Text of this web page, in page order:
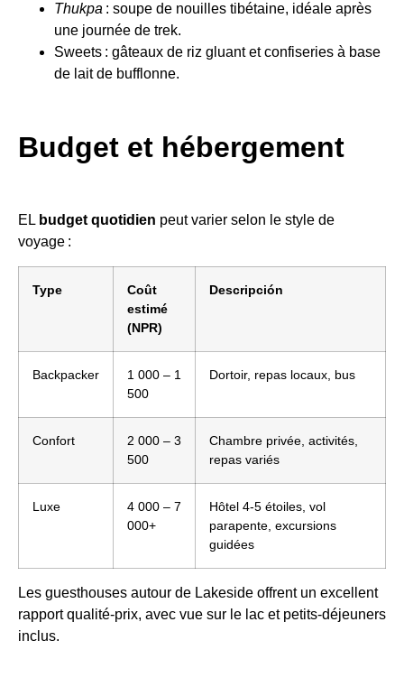
Thukpa : soupe de nouilles tibétaine, idéale après
une journée de trek.
Sweets : gâteaux de riz gluant et confiseries à base
de lait de bufflonne.
Budget et hébergement
EL budget quotidien peut varier selon le style de
voyage :
Type
Coût
estimé
(NPR)
Descripción
Backpacker
1 000 – 1
500
Dortoir, repas locaux, bus
Confort
2 000 – 3
500
Chambre privée, activités,
repas variés
Luxe
4 000 – 7
000+
Hôtel 4-5 étoiles, vol
parapente, excursions
guidées
Les guesthouses autour de Lakeside offrent un excellent
rapport qualité-prix, avec vue sur le lac et petits-déjeuners
inclus.